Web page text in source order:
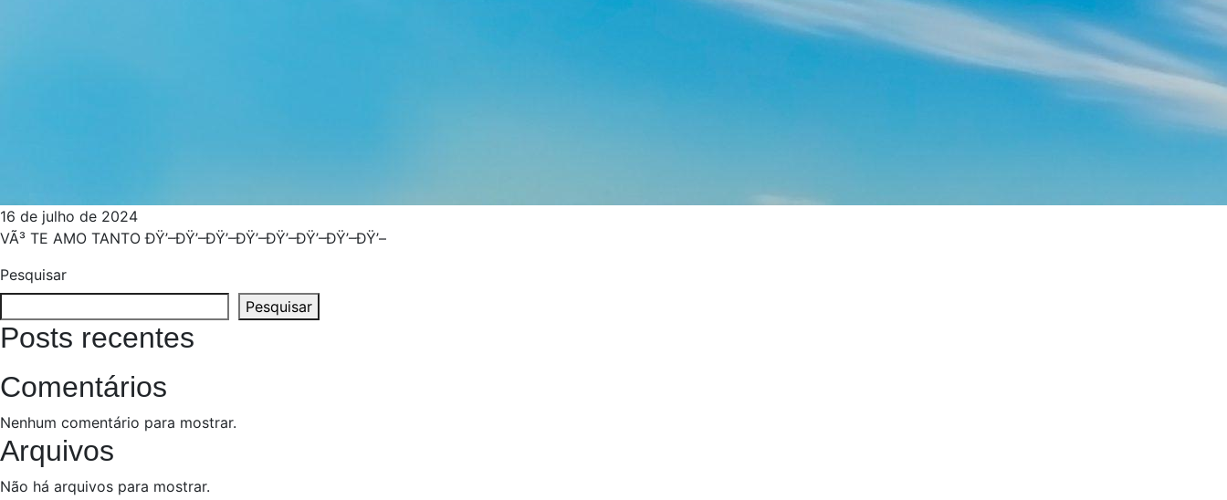
16 de julho de 2024
VÃ³ TE AMO TANTO ÐŸ’–ÐŸ’–ÐŸ’–ÐŸ’–ÐŸ’–ÐŸ’–ÐŸ’–ÐŸ’–
Pesquisar
Pesquisar
Posts recentes
Comentários
Nenhum comentário para mostrar.
Arquivos
Não há arquivos para mostrar.